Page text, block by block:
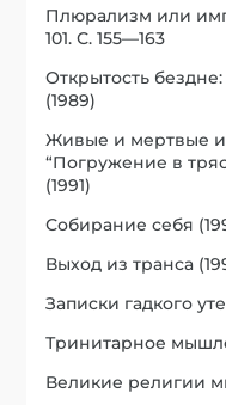
Плюрализм или
101. С. 155—163
Открытость
(1989)
Живые и мертвые
“Погружение в
(1991)
Собирание себя
Выход из транса
Записки гадкого
Тринитарное
Великие религии